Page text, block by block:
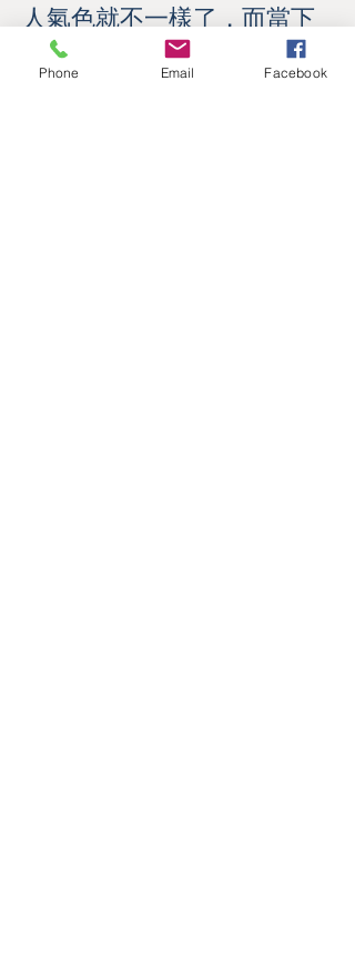
人氣色就不一樣了，而當下
正是小蒙山快結束時，我也
Phone Email Facebook